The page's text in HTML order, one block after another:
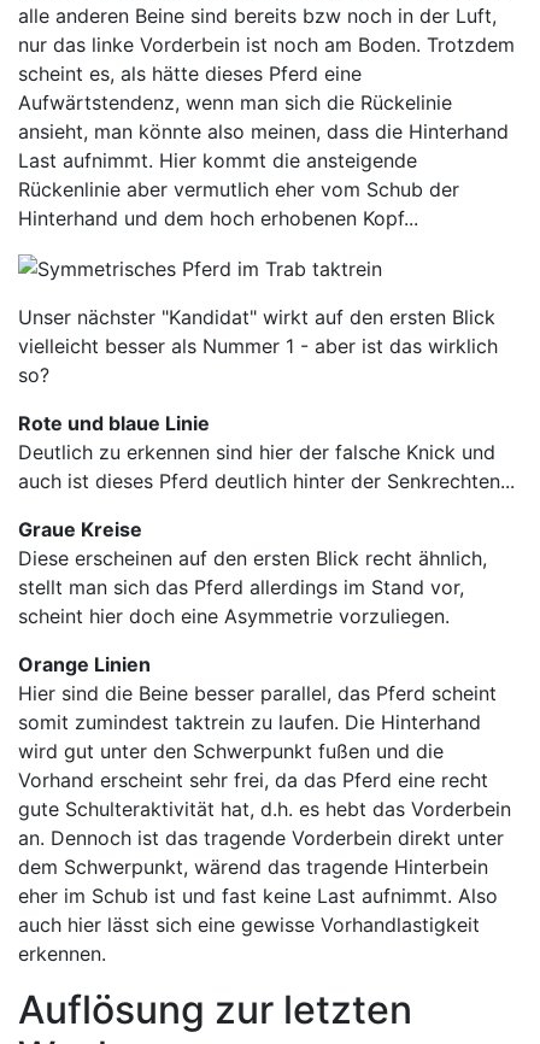
alle anderen Beine sind bereits bzw noch in der Luft,
nur das linke Vorderbein ist noch am Boden. Trotzdem
scheint es, als hätte dieses Pferd eine
Aufwärtstendenz, wenn man sich die Rückelinie
ansieht, man könnte also meinen, dass die Hinterhand
Last aufnimmt. Hier kommt die ansteigende
Rückenlinie aber vermutlich eher vom Schub der
Hinterhand und dem hoch erhobenen Kopf...
Unser nächster "Kandidat" wirkt auf den ersten Blick
vielleicht besser als Nummer 1 - aber ist das wirklich
so?
Rote und blaue Linie
Deutlich zu erkennen sind hier der falsche Knick und
auch ist dieses Pferd deutlich hinter der Senkrechten...
Graue Kreise
Diese erscheinen auf den ersten Blick recht ähnlich,
stellt man sich das Pferd allerdings im Stand vor,
scheint hier doch eine Asymmetrie vorzuliegen.
Orange Linien
Hier sind die Beine besser parallel, das Pferd scheint
somit zumindest taktrein zu laufen. Die Hinterhand
wird gut unter den Schwerpunkt fußen und die
Vorhand erscheint sehr frei, da das Pferd eine recht
gute Schulteraktivität hat, d.h. es hebt das Vorderbein
an. Dennoch ist das tragende Vorderbein direkt unter
dem Schwerpunkt, wärend das tragende Hinterbein
eher im Schub ist und fast keine Last aufnimmt. Also
auch hier lässt sich eine gewisse Vorhandlastigkeit
erkennen.
Auflösung zur letzten